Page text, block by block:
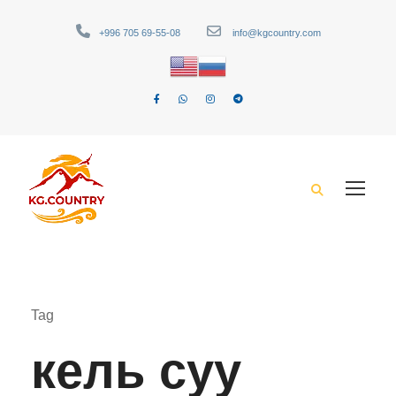
+996 705 69-55-08 info@kgcountry.com
Tag
кель суу